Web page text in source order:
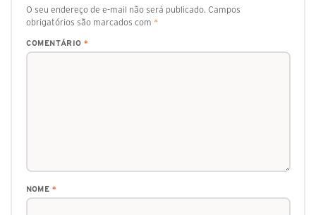
O seu endereço de e-mail não será publicado. Campos
obrigatórios são marcados com *
COMENTÁRIO *
NOME *